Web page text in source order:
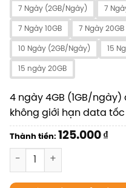
7 Ngày (2GB/Ngày) 7
7 Ngày 10GB 7 Ngày 20GB
10 Ngày (2GB/Ngày) 15
15 ngày 20GB
4 ngày 4GB (1GB/
không giới hạn data tốc
Thành tiền: 125.000 ₫
SIM Đài Loan số lượng